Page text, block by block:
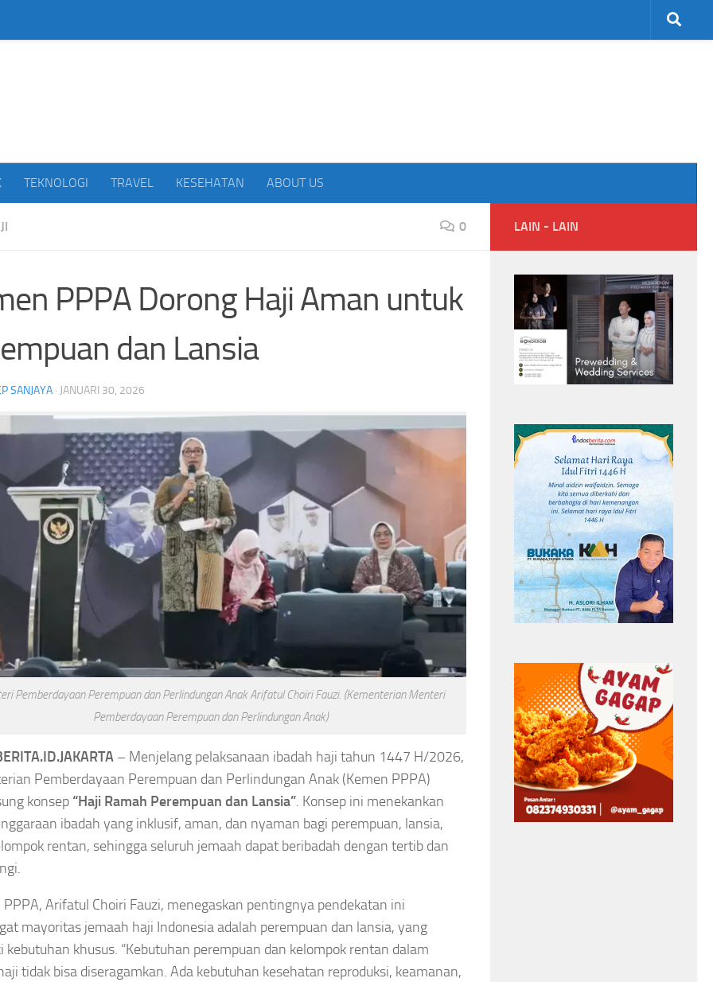
TEKNOLOGI TRAVEL KESEHATAN ABOUT US
0
PPPA Dorong Haji Aman untuk
dan Lansia
SANJAYA · JANUARI 30, 2026
Pemberdayaan Perempuan dan Perlindungan Anak Arifatul Choiri Fauzi. (Kementerian Menteri
Pemberdayaan Perempuan dan Perlindungan Anak)
– Menjelang pelaksanaan ibadah haji tahun 1447 H/2026,
Pemberdayaan Perempuan dan Perlindungan Anak (Kemen PPPA)
konsep “Haji Ramah Perempuan dan Lansia”. Konsep ini menekankan
ibadah yang inklusif, aman, dan nyaman bagi perempuan, lansia,
rentan, sehingga seluruh jemaah dapat beribadah dengan tertib dan
Arifatul Choiri Fauzi, menegaskan pentingnya pendekatan ini
mayoritas jemaah haji Indonesia adalah perempuan dan lansia, yang
kebutuhan khusus. “Kebutuhan perempuan dan kelompok rentan dalam
tidak bisa diseragamkan. Ada kebutuhan kesehatan reproduksi, keamanan,
Kapolresta Banda Aceh Diperiksa
Propam, Kompolnas Desak Polri Buka
Kasus Secara Transparan
Kebakaran Surya Kencana Padam,
Kemenhut Tutup Sementara Jalur
Pendakian Gunung Gede
Jelang HUT ke-81 RI, Pesanan Batik
Merah Putih di Sungai Penuh Meningkat
Headline
300
Malaysia
di Korea
Selamatkan
8, 2026
Kapolresta Banda Aceh
Kapolresta Banda
Aceh Diperiksa
Propam, Kompolnas
Kasus Secara
Transparan
Headline
Kebakaran Surya
Kencana Padam,
Kemenhut Tutup
Sementara Jalur
Pendakian Gunung
Gede
LAIN - LAIN